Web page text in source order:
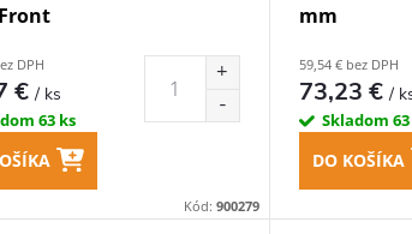
DPH
€/ ks
63 ks
Kód: 900279
mm
59,54 € bez DPH
73,23 €/
Skladom
DO KOŠÍKA